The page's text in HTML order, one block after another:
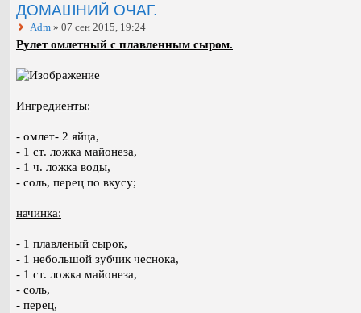
ДОМАШНИЙ ОЧАГ.
Adm » 07 сен 2015, 19:24
Рулет омлетный с плавленным сыром.
Ингредиенты:
- омлет- 2 яйца,
- 1 ст. ложка майонеза,
- 1 ч. ложка воды,
- соль, перец по вкусу;
начинка:
- 1 плавленый сырок,
- 1 небольшой зубчик чеснока,
- 1 ст. ложка майонеза,
- соль,
- перец,